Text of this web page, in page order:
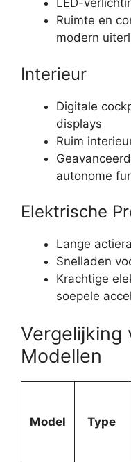
LED-
Ruimte en
modern
Interieur
Digitale
displays
Ruim
autonome
Elektrische
Lange
Snelladen
Krachtige
soepele
Vergelijking
Modellen
Model Type